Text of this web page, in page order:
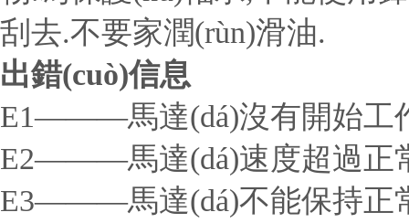
刮去.不要家潤(rùn)滑油.
出錯(cuò)信息
E1———馬達(dá)沒有開始工
E2———馬達(dá)速度超過正
E3———馬達(dá)不能保持正